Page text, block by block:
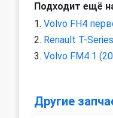
Подходит ещё
Volvo FH4
Renault T-
Volvo FM4 1
Другие